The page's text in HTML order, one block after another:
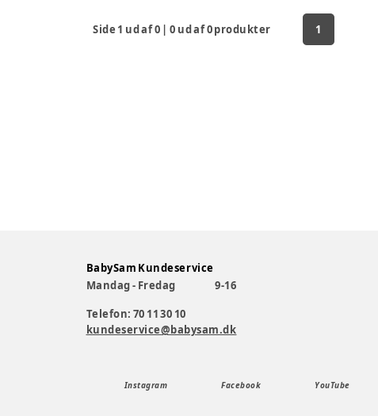
Side 1 ud af0 |0 ud af0produkter 1
BabySam Kundeservice
Mandag - Fredag
9-16
Telefon: 70 11 30 10
kundeservice@babysam.dk
Instagram Facebook YouTube